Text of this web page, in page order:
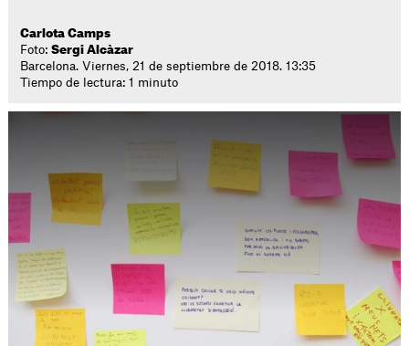
Carlota Camps
Foto:Sergi Alcàzar
Barcelona. Viernes, 21 de septiembre de 2018. 13:35
Tiempo de lectura: 1 minuto